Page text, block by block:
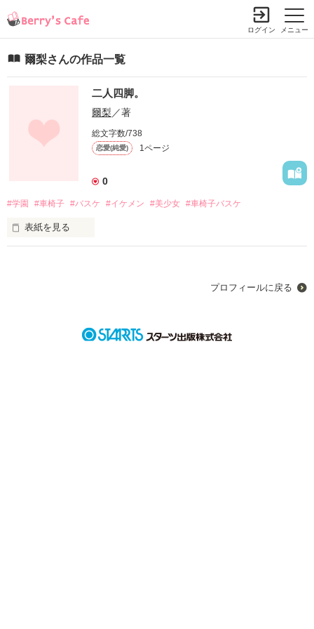
メニュー
ログイン
爾梨さんの作品一覧
二人四脚。
爾梨 ／著
総文字数/738
恋愛(純愛) 1ページ
0
#学園 #車椅子 #バスケ #イケメン #美少女 #車椅子バスケ
表紙を見る
バスケットボールが大好きだった幼馴染を
プロフィールに戻る